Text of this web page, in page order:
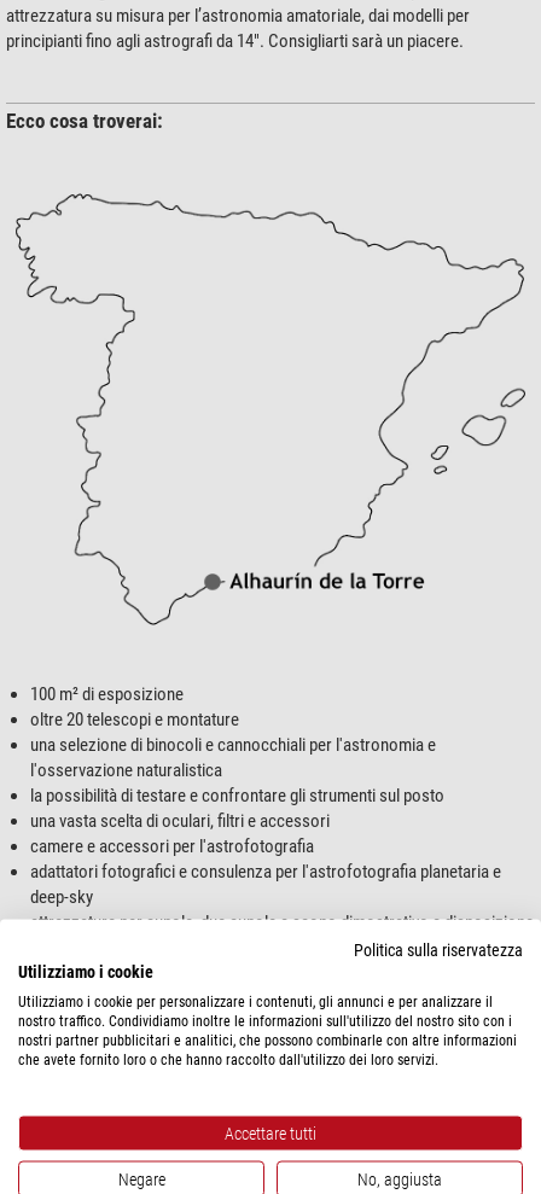
attrezzatura su misura per l’astronomia amatoriale, dai modelli per
principianti fino agli astrografi da 14". Consigliarti sarà un piacere.
Ecco cosa troverai:
100 m² di esposizione
oltre 20 telescopi e montature
una selezione di binocoli e cannocchiali per l'astronomia e
l'osservazione naturalistica
la possibilità di testare e confrontare gli strumenti sul posto
una vasta scelta di oculari, filtri e accessori
camere e accessori per l'astrofotografia
adattatori fotografici e consulenza per l'astrofotografia planetaria e
deep-sky
attrezzature per cupole, due cupole a scopo dimostrativo a disposizione
gli articoli di tanti produttori diversi, tra cui molti del nostro marchio
Omegon
Ti aspettiamo!
Ci trovi qui:
Pol.Ind. Paredillas II. c/ Arroba,
29130 Alhaurín de la Torre
MALAGA (SPAGNA)
Politica sulla riservatezza
Utilizziamo i cookie
Utilizziamo i cookie per personalizzare i contenuti, gli annunci e per analizzare il
nostro traffico. Condividiamo inoltre le informazioni sull'utilizzo del nostro sito con i
nostri partner pubblicitari e analitici, che possono combinarle con altre informazioni
che avete fornito loro o che hanno raccolto dall'utilizzo dei loro servizi.
Accettare tutti
Negare No, aggiusta